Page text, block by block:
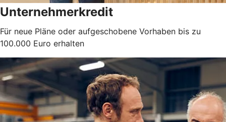
Unternehmerkredit
Für neue Pläne oder aufgeschobene Vorhaben bis zu
100.000 Euro erhalten